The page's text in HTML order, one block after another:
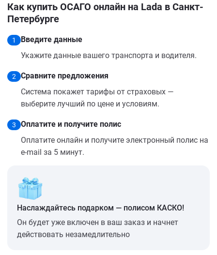
Как купить ОСАГО онлайн на Lada в Санкт-
Петербурге
1
Введите данные
Укажите данные вашего транспорта и водителя.
2
Сравните предложения
Система покажет тарифы от страховых —
выберите лучший по цене и условиям.
3
Оплатите и получите полис
Оплатите онлайн и получите электронный полис на
e-mail за 5 минут.
Наслаждайтесь подарком — полисом КАСКО!
Он будет уже включен в ваш заказ и начнет
действовать незамедлительно